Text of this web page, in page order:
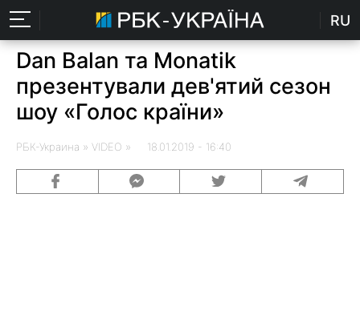
RU
Dan Balan та Monatik
презентували дев'ятий сезон
шоу «Голос країни»
РБК-Украина » VIDEO » 18.01.2019 - 16:40